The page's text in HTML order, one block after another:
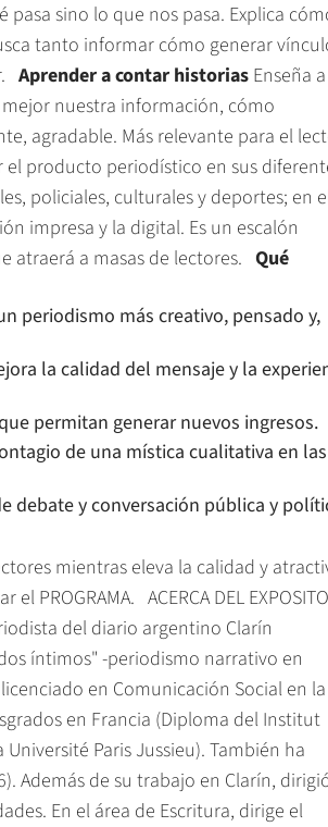
pasa sino lo que nos pasa. Explica
tanto informar cómo generar
Aprender a contar historias Enseña a
nuestra información, cómo
agradable. Más relevante para el
producto periodístico en sus
policiales, culturales y deportes; en
impresa y la digital. Es un escalón
atraerá a masas de lectores. Qué
periodismo más creativo, pensado y,
la calidad del mensaje y la
permitan generar nuevos ingresos.
de una mística cualitativa en las
debate y conversación pública y
mientras eleva la calidad y
ACERCA DEL
del diario argentino Clarín
íntimos" -periodismo narrativo en
en Comunicación Social en la
en Francia (Diploma del Institut
Paris Jussieu). También ha
Además de su trabajo en Clarín,
En el área de Escritura, dirige el